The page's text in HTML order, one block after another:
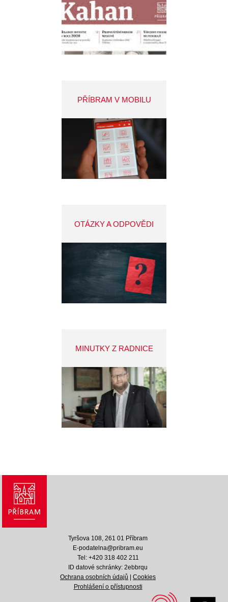
PŘÍBRAM V MOBILU
OTÁZKY A ODPOVĚDI
MINUTKY Z RADNICE
Tyršova 108, 261 01 Příbram
E-podatelna@pribram.eu
Tel: +420 318 402 211
ID datové schránky: 2ebbrqu
Ochrana osobních údajů |Cookies
Prohlášení o přístupnosti